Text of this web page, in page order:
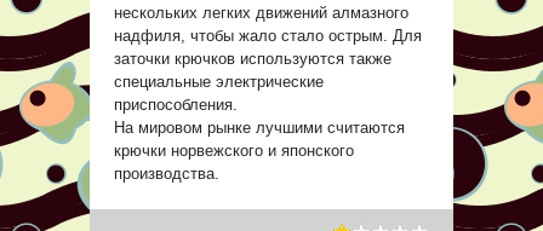
нескольких легких движений алмазного
надфиля, чтобы жало стало острым. Для
заточки крючков используются также
специальные электрические
приспособления.
На мировом рынке лучшими считаются
крючки норвежского и японского
производства.